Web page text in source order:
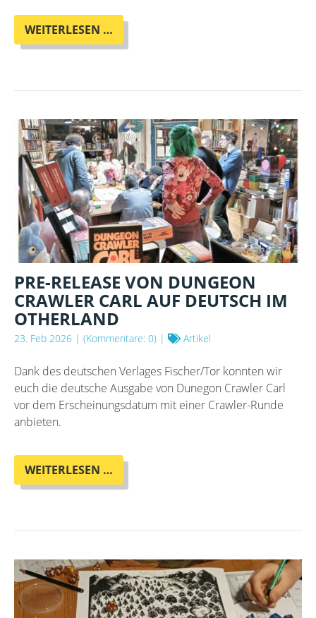
WEITERLESEN …
IN
MIT
KRAUSE
-
MÄRCHENSTUNDE
PRE-RELEASE VON DUNGEON
CRAWLER CARL AUF DEUTSCH IM
OTHERLAND
23. Feb 2026 | (Kommentare: 0) | Artikel
Dank des deutschen Verlages Fischer/Tor konnten wir
euch die deutsche Ausgabe von Dunegon Crawler Carl
vor dem Erscheinungsdatum mit einer Crawler-Runde
anbieten.
WEITERLESEN …
RELEASE
CRAWLER
AUF
DEUTSCH
IM
OTHERLAND